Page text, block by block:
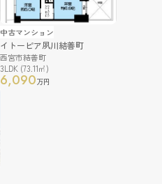
中古マンション
イトーピア夙川結善町
西宮市結善町
3LDK (73.11㎡)
6,090万円